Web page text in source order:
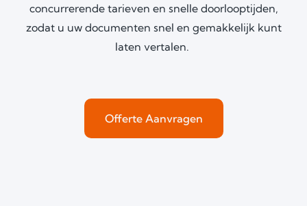
concurrerende tarieven en snelle doorlooptijden,
zodat u uw documenten snel en gemakkelijk kunt
laten vertalen.
Offerte Aanvragen